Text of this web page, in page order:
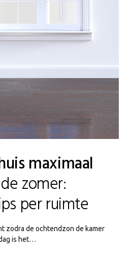
maximaal
zomer:
per ruimte
zodra de ochtendzon de kamer
is het…